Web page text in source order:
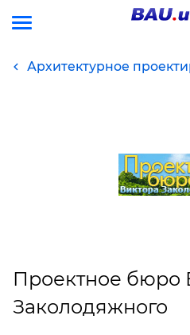
Архитектурное
Проектное бюро
Заколодяжного